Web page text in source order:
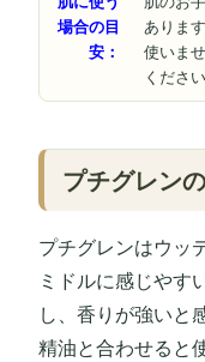
場合の目
安：
ありま
使いま
ください
プチグレン
プチグレンはウッ
ミドルに感じやす
し、香りが強いと
精油と合わせると